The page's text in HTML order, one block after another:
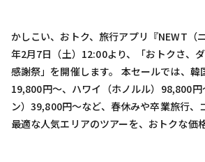
かしこい、おトク、旅行アプリ『NEWT（
年2月7日（土）12:00より、「おトクさ、
感謝祭」を開催します。 本セールでは、
19,800円〜、ハワイ（ホノルル）98,800
ン）39,800円〜など、春休みや卒業旅行、
最適な人気エリアのツアーを、おトクな価